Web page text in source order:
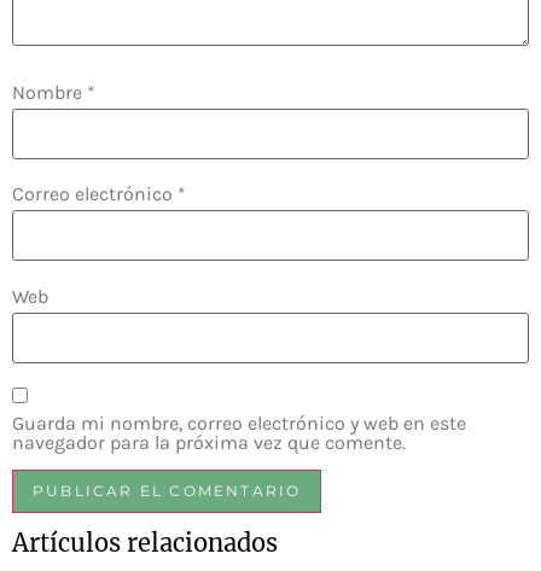
Nombre *
Correo electrónico *
Web
Guarda mi nombre, correo electrónico y web en este
navegador para la próxima vez que comente.
Artículos relacionados